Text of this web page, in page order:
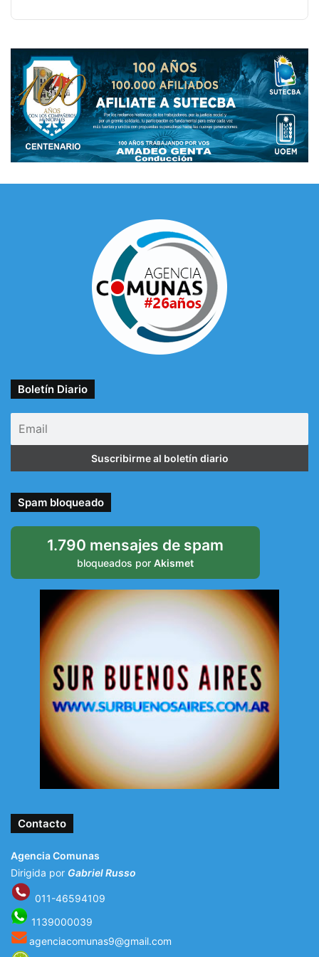
Boletín Diario
Spam bloqueado
1.790 mensajes de spam
bloqueados por Akismet
Contacto
Agencia Comunas
Dirigida por Gabriel Russo
011-46594109
1139000039
agenciacomunas9@gmail.com